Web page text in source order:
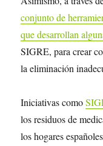
conjunto de
que desarrollan
SIGRE, para crear
la eliminación
Iniciativas como
los residuos de
los hogares